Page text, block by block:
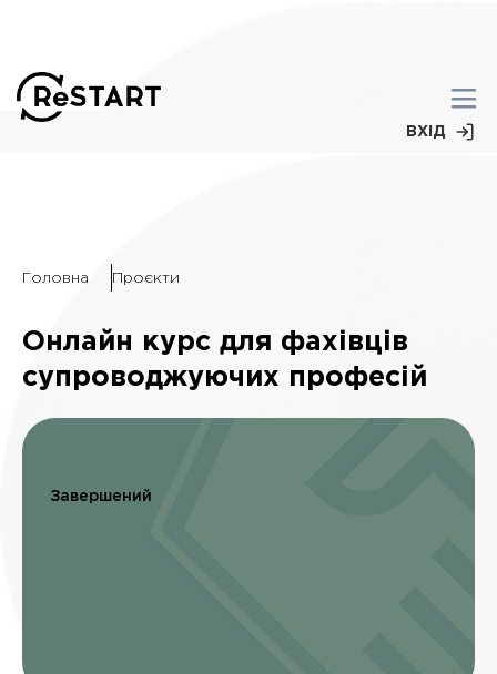
ВХІД
Головна Проєкти
Онлайн курс для фахівців
супроводжуючих професій
Завершений